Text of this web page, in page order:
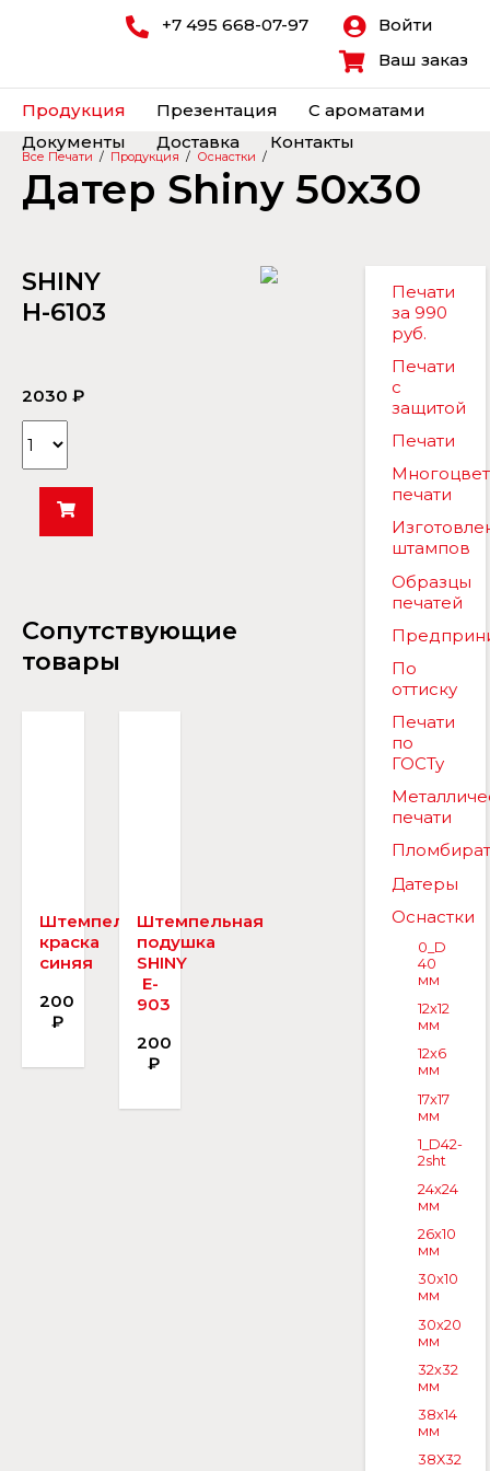
+7 495 668-07-97
Войти
Ваш заказ
Продукция Презентация
С ароматами
Документы
Доставка Контакты
Все Печати / Продукция / Оснастки /
Датер Shiny 50x30
SHINY
H-6103
2030 ₽
Сопутствующие
товары
Штемпельная
краска
синяя
200
₽
Штемпельная
подушка
SHINY
E-
903
200
₽
Печати
за 990
руб.
Печати
с
защитой
Печати
печати
штампов
Образцы
печатей
По
оттиску
Печати
по
ГОСТу
печати
Датеры
Оснастки
0_D
40
мм
12x12
мм
12x6
мм
17x17
мм
1_D42-
2sht
24x24
мм
26x10
мм
30x10
мм
30x20
мм
32x32
мм
38x14
мм
38X32